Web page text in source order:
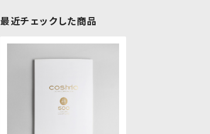
最近チェックした商品